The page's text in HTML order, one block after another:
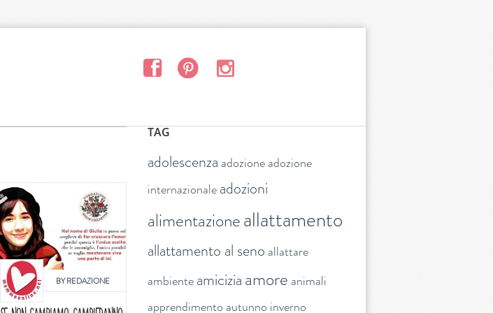
BYREDAZIONE
TAG
adolescenza adozioneadozione
internazionaleadozioni
alimentazioneallattamento
allattamento al seno allattare
ambienteamiciziaamore animali
apprendimento autunno inverno